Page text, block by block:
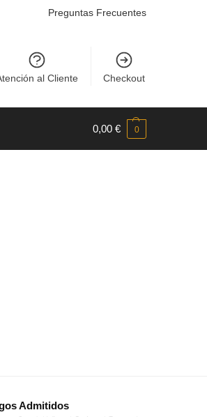
Preguntas Frecuentes
al Cliente Checkout
0,00 € 0
Admitidos